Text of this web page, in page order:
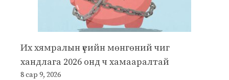
Их хямралын үеийн мөнгөний чиг
хандлага 2026 онд ч хамааралтай
8 сар 9, 2026